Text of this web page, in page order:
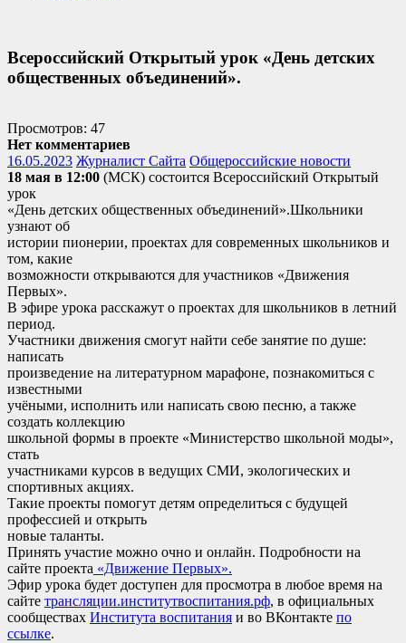
Всероссийский Открытый урок «День детских
общественных объединений».
Просмотров: 47
Нет комментариев
16.05.2023 Журналист Сайта Общероссийские новости
18 мая в 12:00 (МСК) состоится Всероссийский Открытый
урок
«День детских общественных объединений».Школьники
узнают об
истории пионерии, проектах для современных школьников и
том, какие
возможности открываются для участников «Движения
Первых».
В эфире урока расскажут о проектах для школьников в летний
период.
Участники движения смогут найти себе занятие по душе:
написать
произведение на литературном марафоне, познакомиться с
известными
учёными, исполнить или написать свою песню, а также
создать коллекцию
школьной формы в проекте «Министерство школьной моды»,
стать
участниками курсов в ведущих СМИ, экологических и
спортивных акциях.
Такие проекты помогут детям определиться с будущей
профессией и открыть
новые таланты.
Принять участие можно очно и онлайн. Подробности на
сайте проекта «Движение Первых».
Эфир урока будет доступен для просмотра в любое время на
сайте трансляции.институтвоспитания.рф, в официальных
сообществах Института воспитания и во ВКонтакте по
ссылке.